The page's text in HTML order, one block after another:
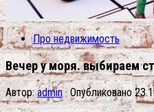
Про недвижимость
Вечер у моря. выбираем
Автор:admin · Опубликовано